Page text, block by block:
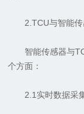
2.TCU与智能传
智能传感器与
个方面：
2.1实时数据采